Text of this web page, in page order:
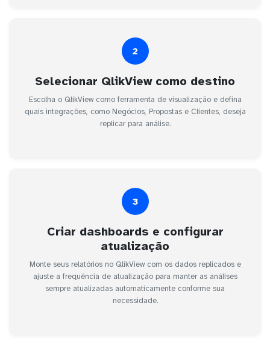
2
Selecionar QlikView como destino
Escolha o QlikView como ferramenta de visualização e defina
quais integrações, como Negócios, Propostas e Clientes, deseja
replicar para análise.
3
Criar dashboards e configurar
atualização
Monte seus relatórios no QlikView com os dados replicados e
ajuste a frequência de atualização para manter as análises
sempre atualizadas automaticamente conforme sua
necessidade.